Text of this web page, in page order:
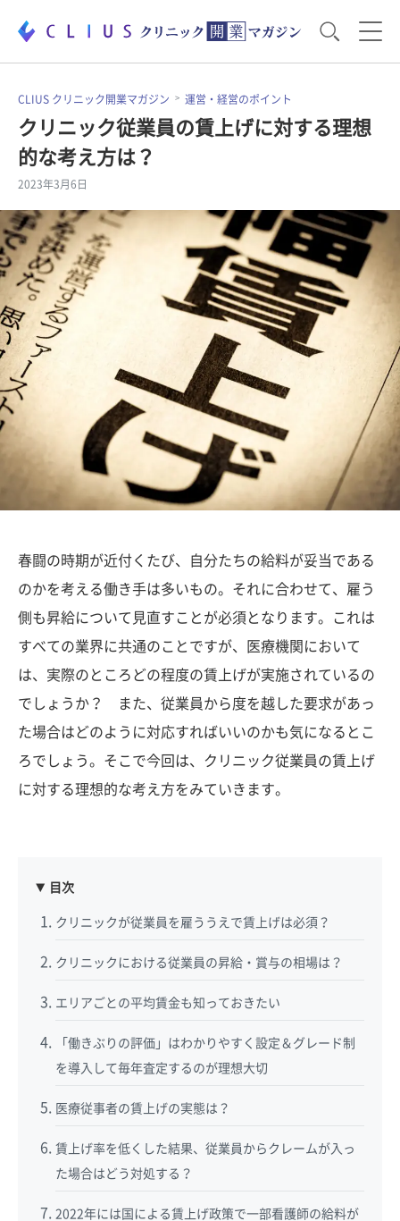
お役立ち資料 運営・経営のポイント
開業医のリアル
電子カルテ・ICT 医療機器・事務機器
集患のコツ セミナー
CLIUS クリニック開業マガジン 運営・経営のポイント
クリニック従業員の賃上げに対する理想
的な考え方は？
2023年3月6日
春闘の時期が近付くたび、自分たちの給料が妥当である
のかを考える働き手は多いもの。それに合わせて、雇う
側も昇給について見直すことが必須となります。これは
すべての業界に共通のことですが、医療機関において
は、実際のところどの程度の賃上げが実施されているの
でしょうか？ また、従業員から度を越した要求があっ
た場合はどのように対応すればいいのかも気になるとこ
ろでしょう。そこで今回は、クリニック従業員の賃上げ
に対する理想的な考え方をみていきます。
目次
クリニックが従業員を雇ううえで賃上げは必須？
クリニックにおける従業員の昇給・賞与の相場は？
エリアごとの平均賃金も知っておきたい
「働きぶりの評価」はわかりやすく設定＆グレード制
を導入して毎年査定するのが理想大切
医療従事者の賃上げの実態は？
賃上げ率を低くした結果、従業員からクレームが入っ
た場合はどう対処する？
2022年には国による賃上げ政策で一部看護師の給料が